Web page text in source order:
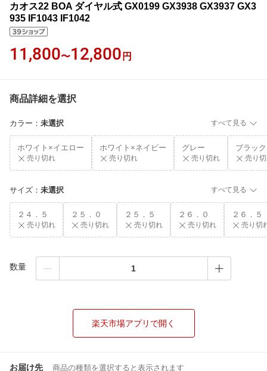
カオス22 BOA ダイヤル式 GX0199 GX3938 GX3937 GX3
935 IF1043 IF1042
11,800〜12,800 円
商品詳細を選択
カラー ： 未選択 すべて見る
ホワイト×イエロー
売り切れ
ホワイト×ネイビー
売り切れ
グレー
売り切れ
ブラック
売り
サイズ ： 未選択 すべて見る
２４．５
売り切れ
２５．０
売り切れ
２５．５
売り切れ
２６．０
売り切れ
２６．５
売り切
数量
楽天市場アプリで開く
お届け先 商品の種類を選択すると表示されます